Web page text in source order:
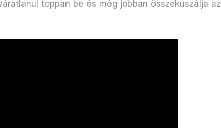
toppan be és még jobban összekuszálja az